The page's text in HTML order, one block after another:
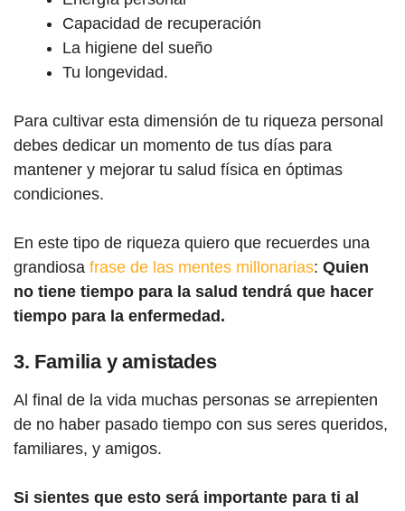
Capacidad de recuperación
La higiene del sueño
Tu longevidad.
Para cultivar esta dimensión de tu riqueza personal
debes dedicar un momento de tus días para
mantener y mejorar tu salud física en óptimas
condiciones.
En este tipo de riqueza quiero que recuerdes una
grandiosa frase de las mentes millonarias: Quien
no tiene tiempo para la salud tendrá que hacer
tiempo para la enfermedad.
3. Familia y amistades
Al final de la vida muchas personas se arrepienten
de no haber pasado tiempo con sus seres queridos,
familiares, y amigos.
Si sientes que esto será importante para ti al